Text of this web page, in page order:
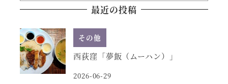
最近の投稿
その他
西荻窪「夢飯（ムーハン）」
2026-06-29